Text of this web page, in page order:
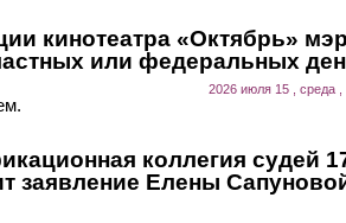
кинотеатра «Октябрь»
или федеральных
2026 июля 15 , среда ,
коллегия судей
заявление Елены